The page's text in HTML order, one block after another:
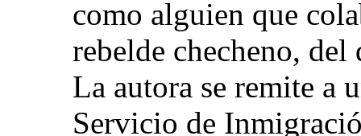
como alguien que
rebelde checheno,
La autora se remite a
Servicio de